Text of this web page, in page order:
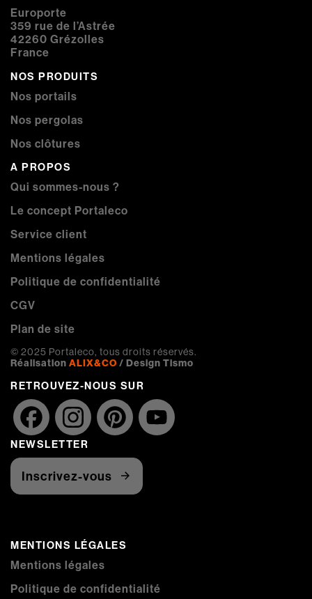
Europorte
359 rue de l’Astrée
42260 Grézolles
France
NOS PRODUITS
Nos portails
Nos pergolas
Nos clôtures
A PROPOS
Qui sommes-nous ?
Le concept Portaleco
Service client
Mentions légales
Politique de confidentialité
CGV
Plan de site
© 2025 Portaleco, tous droits réservés.
Réalisation ALIX&CO / Design Tismo
RETROUVEZ-NOUS SUR
Facebook
Instagram
Pinterest
NEWSLETTER
Inscrivez-vous
MENTIONS LÉGALES
Mentions légales
Politique de confidentialité